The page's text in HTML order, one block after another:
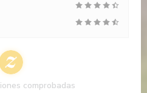
comprobadas